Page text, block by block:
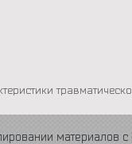
материалов